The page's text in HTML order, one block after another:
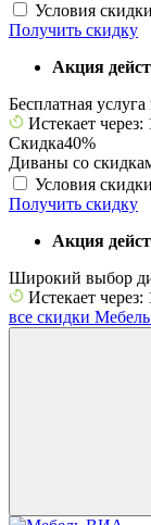
Условия скидки
Получить скидку
Акция
Бесплатная
Истекает через:
Скидка40%
Диваны со
Условия скидки
Получить скидку
Акция
Широкий выбор
Истекает через:
все скидки